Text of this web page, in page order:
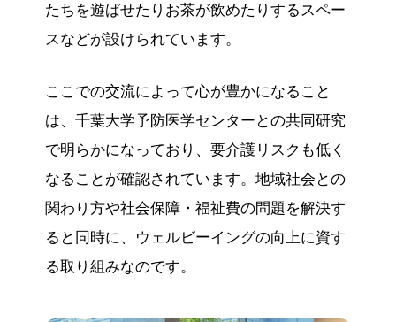
たちを遊ばせたりお茶が飲めたりするスペー
スなどが設けられています。
ここでの交流によって心が豊かになること
は、千葉大学予防医学センターとの共同研究
で明らかになっており、要介護リスクも低く
なることが確認されています。地域社会との
関わり方や社会保障・福祉費の問題を解決す
ると同時に、ウェルビーイングの向上に資す
る取り組みなのです。